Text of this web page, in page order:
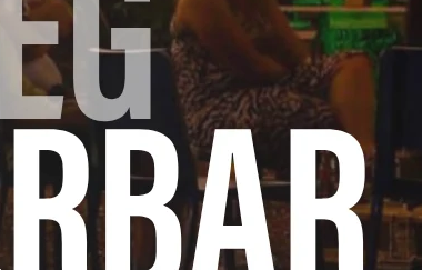
een droge grillpan op een middelhoog vuur.
en limoenpartjes.